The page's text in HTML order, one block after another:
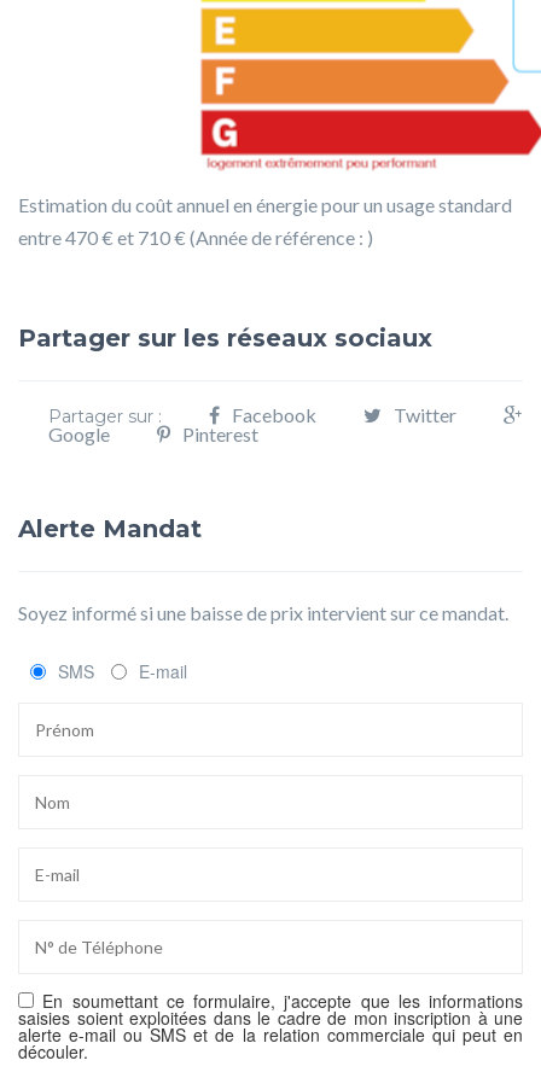
Estimation du coût annuel en énergie pour un usage standard
entre 470 € et 710 € (Année de référence : )
Partager sur les réseaux sociaux
Partager sur : Facebook
Twitter
Google
Pinterest
Alerte Mandat
Soyez informé si une baisse de prix intervient sur ce mandat.
SMS E-mail
En soumettant ce formulaire, j'accepte que les informations
saisies soient exploitées dans le cadre de mon inscription à une
alerte e-mail ou SMS et de la relation commerciale qui peut en
découler.